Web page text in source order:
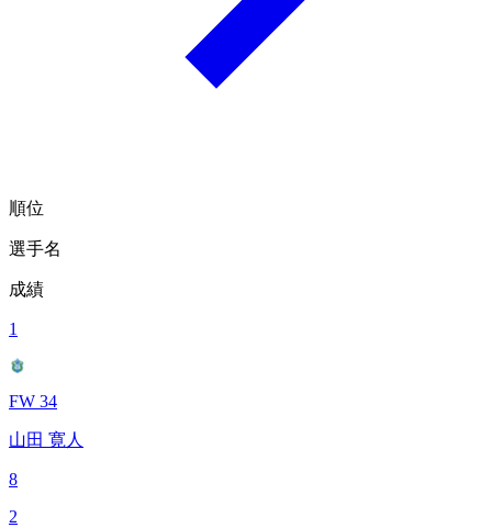
順位
選手名
成績
1
FW 34
山田 寛人
8
2